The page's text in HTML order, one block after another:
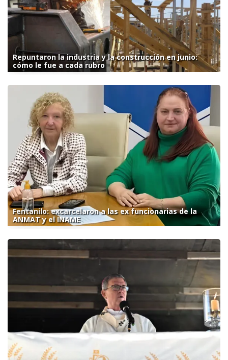
Repuntaron la industria y la construcción en junio:
cómo le fue a cada rubro
Fentanilo: excarcelaron a las ex funcionarias de la
ANMAT y el INAME